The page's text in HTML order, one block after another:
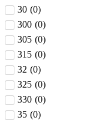
30 (0)
300 (0)
305 (0)
315 (0)
32 (0)
325 (0)
330 (0)
35 (0)